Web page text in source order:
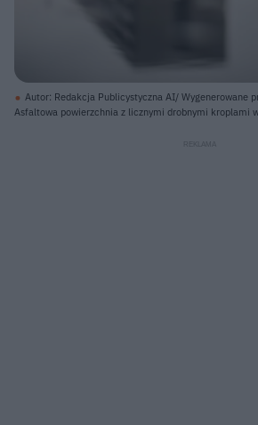
Autor: Redakcja Publicystyczna AI/ Wygenerowane
Asfaltowa powierzchnia z licznymi drobnymi kroplami
widoczne są odbicia budynków, koloru szarego i